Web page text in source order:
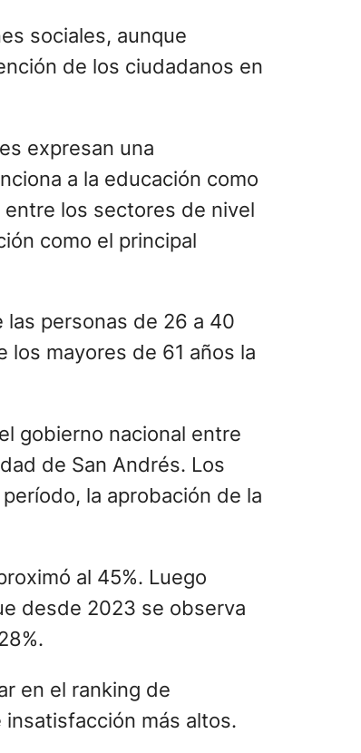
sociales, aunque
de los ciudadanos en
expresan una
a la educación como
los sectores de nivel
como el principal
personas de 26 a 40
mayores de 61 años la
gobierno nacional entre
de San Andrés. Los
la aprobación de la
al 45%. Luego
desde 2023 se observa
en el ranking de
más altos.